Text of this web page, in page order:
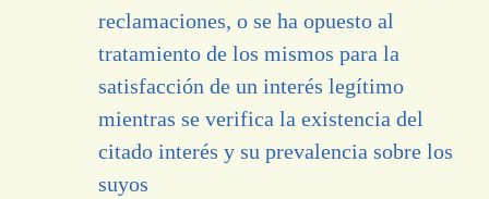
reclamaciones, o se ha opuesto al
tratamiento de los mismos para la
satisfacción de un interés legítimo
mientras se verifica la existencia del
citado interés y su prevalencia sobre los
suyos